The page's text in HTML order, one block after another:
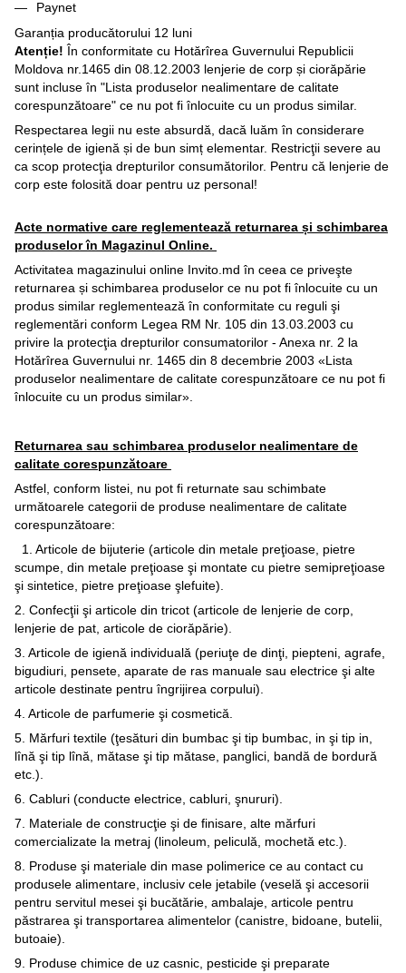
Paynet
Garanția producătorului 12 luni
Atenție! În conformitate cu Hotărîrea Guvernului Republicii
Moldova nr.1465 din 08.12.2003 lenjerie de corp și ciorăpărie
sunt incluse în "Lista produselor nealimentare de calitate
corespunzătoare" ce nu pot fi înlocuite cu un produs similar.
Respectarea legii nu este absurdă, dacă luăm în considerare
cerințele de igienă și de bun simț elementar. Restricţii severe au
ca scop protecţia drepturilor consumătorilor. Pentru că lenjerie de
corp este folosită doar pentru uz personal!
Acte normative care reglementează returnarea și schimbarea
produselor în Magazinul Online.
Activitatea magazinului online Invito.md în ceea ce priveşte
returnarea și schimbarea produselor ce nu pot fi înlocuite cu un
produs similar reglementează în conformitate cu reguli şi
reglementări conform Legea RM Nr. 105 din 13.03.2003 cu
privire la protecţia drepturilor consumatorilor - Anexa nr. 2 la
Hotărîrea Guvernului nr. 1465 din 8 decembrie 2003 «Lista
produselor nealimentare de calitate corespunzătoare ce nu pot fi
înlocuite cu un produs similar».
Returnarea sau schimbarea produselor nealimentare de
calitate corespunzătoare
Astfel, conform listei, nu pot fi returnate sau schimbate
următoarele categorii de produse nealimentare de calitate
corespunzătoare:
1. Articole de bijuterie (articole din metale preţioase, pietre
scumpe, din metale preţioase şi montate cu pietre semipreţioase
şi sintetice, pietre preţioase şlefuite).
2. Confecţii şi articole din tricot (articole de lenjerie de corp,
lenjerie de pat, articole de ciorăpărie).
3. Articole de igienă individuală (periuţe de dinţi, piepteni, agrafe,
bigudiuri, pensete, aparate de ras manuale sau electrice şi alte
articole destinate pentru îngrijirea corpului).
4. Articole de parfumerie şi cosmetică.
5. Mărfuri textile (ţesături din bumbac şi tip bumbac, in şi tip in,
lînă şi tip lînă, mătase şi tip mătase, panglici, bandă de bordură
etc.).
6. Cabluri (conducte electrice, cabluri, şnururi).
7. Materiale de construcţie şi de finisare, alte mărfuri
comercializate la metraj (linoleum, peliculă, mochetă etc.).
8. Produse şi materiale din mase polimerice ce au contact cu
produsele alimentare, inclusiv cele jetabile (veselă şi accesorii
pentru servitul mesei şi bucătărie, ambalaje, articole pentru
păstrarea şi transportarea alimentelor (canistre, bidoane, butelii,
butoaie).
9. Produse chimice de uz casnic, pesticide şi preparate